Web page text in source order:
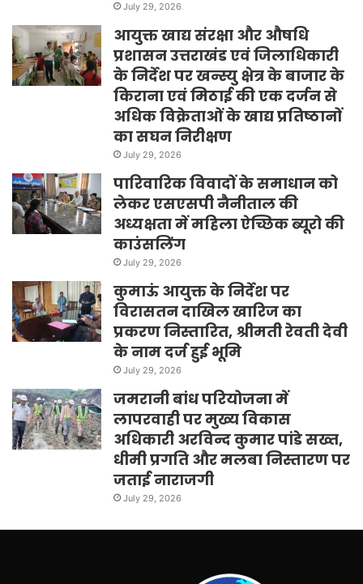
July 29, 2026
आयुक्त खाद्य संरक्षा और औषधि
प्रशासन उत्तराखंड एवं जिलाधिकारी
के निर्देश पर खन्स्यु क्षेत्र के बाजार के
किराना एवं मिठाई की एक दर्जन से
अधिक विक्रेताओं के खाद्य प्रतिष्ठानों
का सघन निरीक्षण
July 29, 2026
पारिवारिक विवादों के समाधान को
लेकर एसएसपी नैनीताल की
अध्यक्षता में महिला ऐच्छिक ब्यूरो की
काउंसलिंग
July 29, 2026
कुमाऊं आयुक्त के निर्देश पर
विरासतन दाखिल खारिज का
प्रकरण निस्तारित, श्रीमती रेवती देवी
के नाम दर्ज हुई भूमि
July 29, 2026
जमरानी बांध परियोजना में
लापरवाही पर मुख्य विकास
अधिकारी अरविन्द कुमार पांडे सख्त,
धीमी प्रगति और मलबा निस्तारण पर
जताई नाराजगी
July 29, 2026